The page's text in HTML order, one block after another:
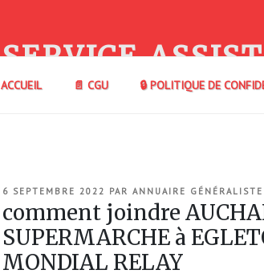
SERVICE
ACCUEIL 📄 CGU 🔒 POLITIQUE DE
PUBLIÉ
6 SEPTEMBRE 2022 PAR ANNUAIRE GÉNÉRALISTE
comment joindre
SUPERMARCHE à
MONDIAL RELAY